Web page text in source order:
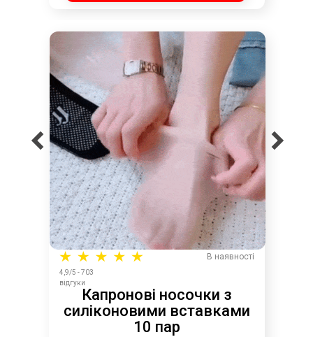
Капронові носочки з
силіконовими вставками
10 пар
В наявності
4,9/5 - 703
відгуки